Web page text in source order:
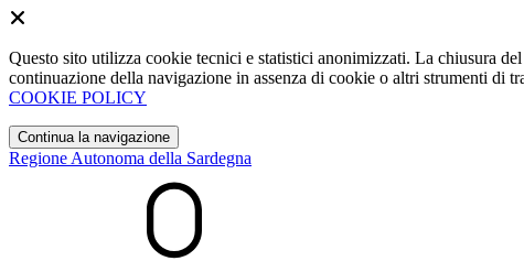
Questo sito utilizza cookie tecnici e statistici anonimizzati. La chiusura
continuazione della navigazione in assenza di cookie o altri strumenti di
COOKIE POLICY
Continua la navigazione
Regione Autonoma della Sardegna